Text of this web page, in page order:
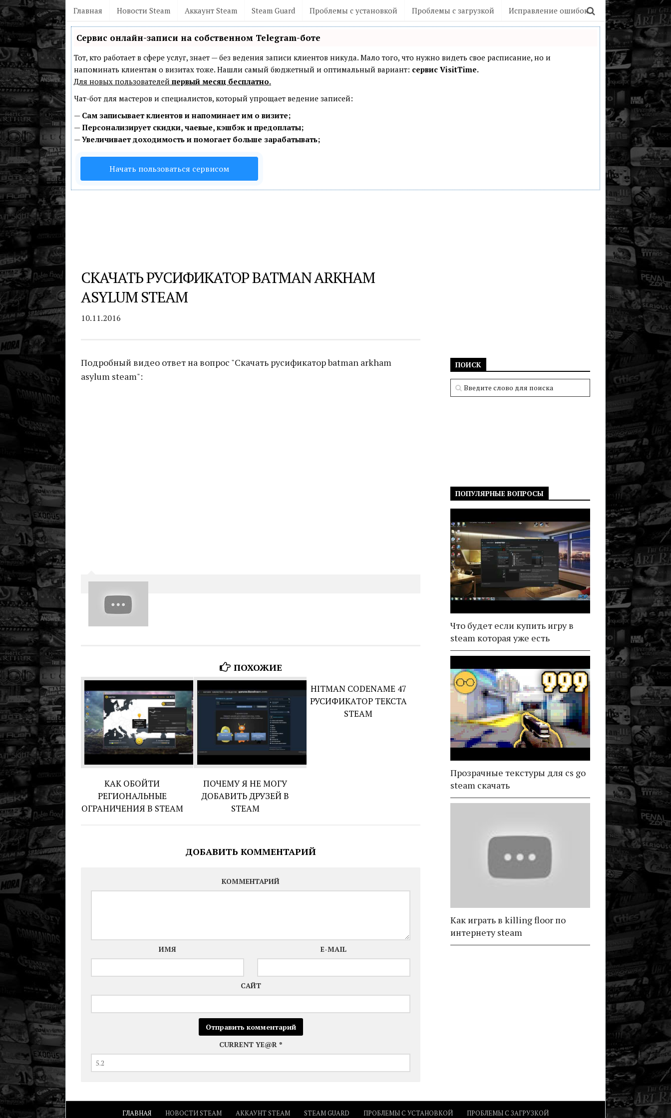
Главная Новости Steam Аккаунт Steam Steam Guard Проблемы с установкой Проблемы с загрузкой Исправление ошибок
Сервис онлайн-записи на собственном Telegram-боте
Тот, кто работает в сфере услуг, знает — без ведения записи клиентов никуда. Мало того, что нужно видеть свое расписание, но и
напоминать клиентам о визитах тоже. Нашли самый бюджетный и оптимальный вариант: сервис VisitTime.
Для новых пользователей первый месяц бесплатно.
Чат-бот для мастеров и специалистов, который упрощает ведение записей:
— Сам записывает клиентов и напоминает им о визите;
—Персонализирует скидки, чаевые, кэшбэк и предоплаты;
—Увеличивает доходимость и помогает больше зарабатывать;
Начать пользоваться сервисом
СКАЧАТЬ РУСИФИКАТОР BATMAN ARKHAM
ASYLUM STEAM
10.11.2016
Подробный видео ответ на вопрос "Скачать русификатор batman arkham
asylum steam":
ПОХОЖИЕ
КАК ОБОЙТИ
РЕГИОНАЛЬНЫЕ
ОГРАНИЧЕНИЯ В STEAM
ПОЧЕМУ Я НЕ МОГУ
ДОБАВИТЬ ДРУЗЕЙ В
STEAM
HITMAN CODENAME 47
РУСИФИКАТОР ТЕКСТА
STEAM
ДОБАВИТЬ КОММЕНТАРИЙ
КОММЕНТАРИЙ
ИМЯ E-MAIL
САЙТ
CURRENT YE@R *
ПОИСК
ПОПУЛЯРНЫЕ ВОПРОСЫ
Что будет если купить игру в
steam которая уже есть
Прозрачные текстуры для cs go
steam скачать
Как играть в killing floor по
интернету steam
ГЛАВНАЯ НОВОСТИ STEAM АККАУНТ STEAM STEAM GUARD ПРОБЛЕМЫ С УСТАНОВКОЙ ПРОБЛЕМЫ С ЗАГРУЗКОЙ